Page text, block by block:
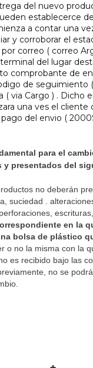
del nuevo
establecerce
a contar una
y corroborar el
por correo ( correo
del lugar
comprobante de
de seguimiento
( via Cargo ) . Dicho
una ves el cliente
del envio (
para el
y presentados del
no deberán
suciedad .
en la
bolsa de plástico
o no la misma con la
es recibido bajo las
no se